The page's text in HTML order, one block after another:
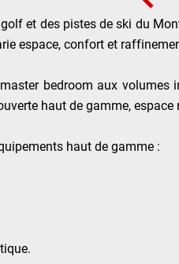
et des pistes de ski du
espace, confort et
bedroom aux
haut de gamme,
haut de gamme :